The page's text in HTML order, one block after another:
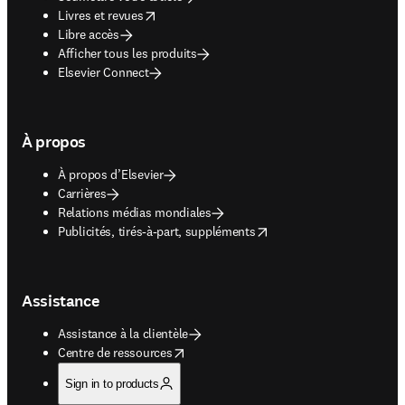
Livres et revues
opens in new tab/window
Libre accès
Afficher tous les produits
Elsevier Connect
À propos
À propos d’Elsevier
Carrières
Relations médias mondiales
Publicités, tirés-à-part, suppléments
opens in new tab/window
Assistance
Assistance à la clientèle
Centre de ressources
opens in new tab/window
Sign in to products